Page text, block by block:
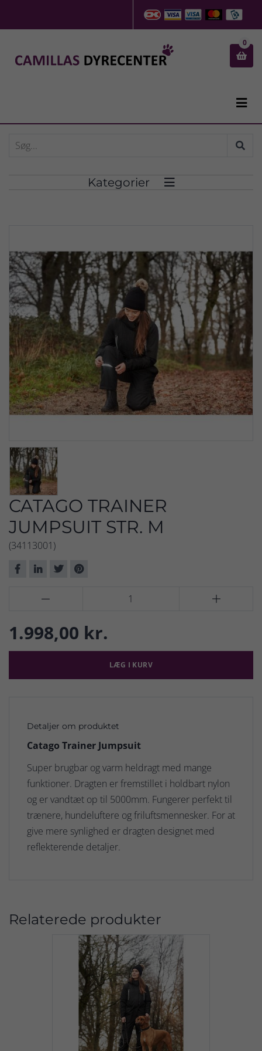

0

Kategorier 
CATAGO TRAINER
JUMPSUIT STR. M
(34113001)
 
1.998,00 kr.
LÆG I KURV
Detaljer om produktet
Catago Trainer Jumpsuit
Super brugbar og varm heldragt med mange
funktioner. Dragten er fremstillet i holdbart nylon
og er vandtæt op til 5000mm. Fungerer perfekt til
trænere, hundeluftere og friluftsmennesker. For at
give mere synlighed er dragten designet med
reflekterende detaljer.
Relaterede produkter